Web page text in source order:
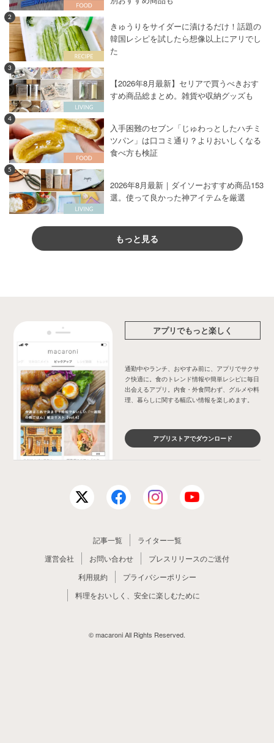
2
きゅうりをサイダーに漬けるだけ！話題の
韓国レシピを試したら想像以上にアリでし
た
3
【2026年8月最新】セリアで買うべきおす
すめ商品総まとめ。雑貨や収納グッズも
4
入手困難のセブン「じゅわっとしたハチミ
ツパン」は口コミ通り？よりおいしくなる
食べ方も検証
5
2026年8月最新｜ダイソーおすすめ商品153
選。使って良かった神アイテムを厳選
もっと見る
アプリでもっと楽しく
通勤中やランチ、おやすみ前に、アプリでサクサ
ク快適に。食のトレンド情報や簡単レシピに毎日
出会えるアプリ。内食・外食問わず、グルメや料
理、暮らしに関する幅広い情報を楽しめます。
アプリストアでダウンロード
記事一覧
ライター一覧
運営会社
お問い合わせ
プレスリリースのご送付
利用規約
プライバシーポリシー
料理をおいしく、安全に楽しむために
© macaroni All Rights Reserved.